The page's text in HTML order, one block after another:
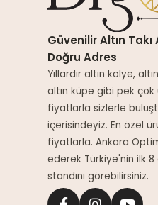
Güvenilir Altın Takı
Doğru Adres
Yıllardır altın kolye,
altın küpe gibi pek çok
fiyatlarla sizlerle
içerisindeyiz. En özel
fiyatlarla. Ankara
ederek Türkiye'nin ilk 8
standını görebilirsiniz.